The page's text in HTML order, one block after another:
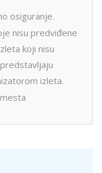
osiguranje.
nisu predviđene
koji nisu
izleta.